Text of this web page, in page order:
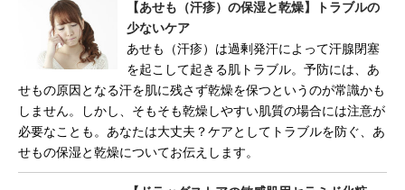
【あせも（汗疹）の保湿と乾燥】トラブルの
少ないケア
あせも（汗疹）は過剰発汗によって汗腺閉塞
を起こして起きる肌トラブル。予防には、あ
せもの原因となる汗を肌に残さず乾燥を保つというのが常識かも
しません。しかし、そもそも乾燥しやすい肌質の場合には注意が
必要なことも。あなたは大丈夫？ケアとしてトラブルを防ぐ、あ
せもの保湿と乾燥についてお伝えします。